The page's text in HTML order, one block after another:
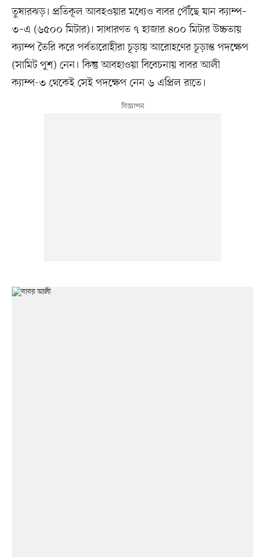
তুষারঝড়। প্রতিকূল আবহওয়ার মধ্যেও বাবর পৌঁছে যান ক্যাম্প–
৩–এ (৬৫০০ মিটার)। সাধারণত ৭ হাজার ৪০০ মিটার উচ্চতায়
ক্যাম্প তৈরি করে পর্বতারোহীরা চূড়ায় আরোহণের চূড়ান্ত পদক্ষেপ
(সামিট পুশ) নেন। কিন্তু আবহাওয়া বিবেচনায় বাবর আলী
ক্যাম্প-৩ থেকেই সেই পদক্ষেপ নেন ৬ এপ্রিল রাতে।